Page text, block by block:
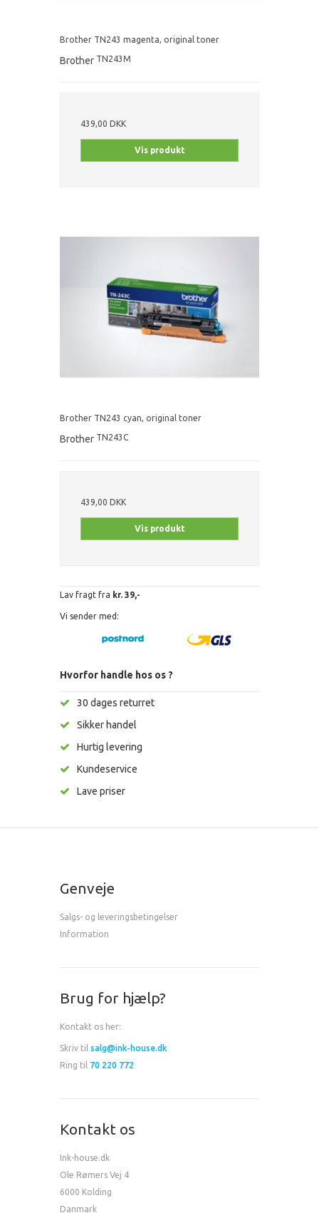
Brother TN243 magenta, original toner
Brother TN243M
439,00 DKK
Vis produkt
Brother TN243 cyan, original toner
Brother TN243C
439,00 DKK
Vis produkt
Lav fragt fra kr. 39,-
Vi sender med:
Hvorfor handle hos os ?
30 dages returret
Sikker handel
Hurtig levering
Kundeservice
Lave priser
Genveje
Salgs- og leveringsbetingelser
Information
Brug for hjælp?
Kontakt os her:
Skriv til salg@ink-house.dk
Ring til 70 220 772
Kontakt os
Ink-house.dk
Ole Rømers Vej 4
6000 Kolding
Danmark